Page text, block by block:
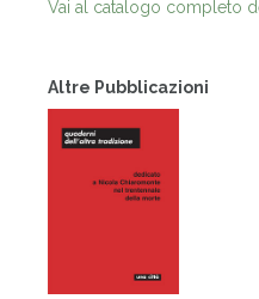
Vai al catalogo completo
Altre Pubblicazioni